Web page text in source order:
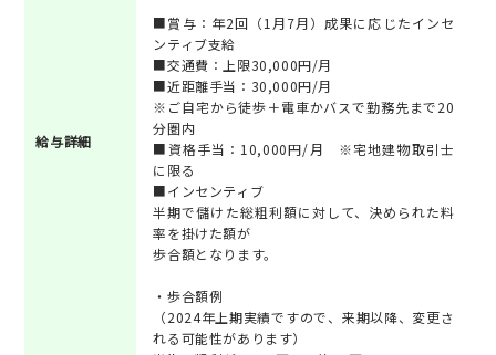
給与詳細
■賞与：年2回（1月7月）成果に応じたインセ
ンティブ支給
■交通費：上限30,000円/月
■近距離手当：30,000円/月
※ご自宅から徒歩＋電車かバスで勤務先まで20
分圏内
■資格手当：10,000円/月 ※宅地建物取引士
に限る
■インセンティブ
半期で儲けた総粗利額に対して、決められた料
率を掛けた額が
歩合額となります。
・歩合額例
（2024年上期実績ですので、来期以降、変更さ
れる可能性があります）